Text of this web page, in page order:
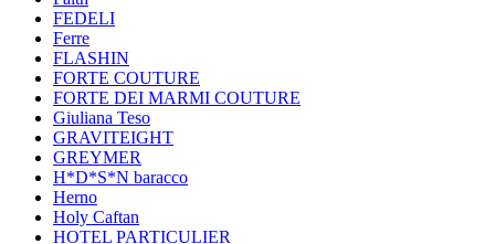
FEDELI
Ferre
FLASHIN
FORTE COUTURE
FORTE DEI MARMI COUTURE
Giuliana Teso
GRAVITEIGHT
GREYMER
H*D*S*N baracco
Herno
Holy Caftan
HOTEL PARTICULIER